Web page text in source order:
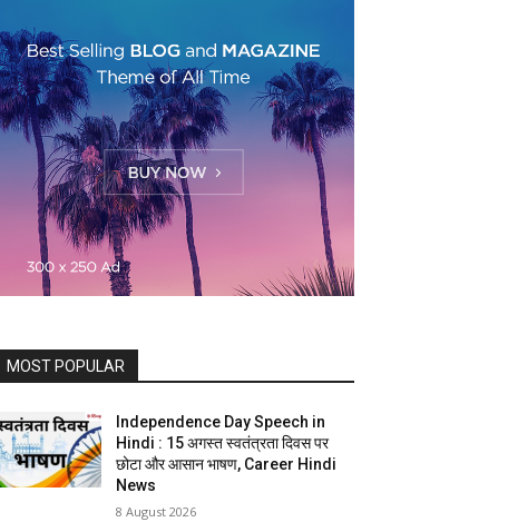
MOST POPULAR
Independence Day Speech in
Hindi : 15 अगस्त स्वतंत्रता दिवस पर
छोटा और आसान भाषण, Career Hindi
News
8 August 2026